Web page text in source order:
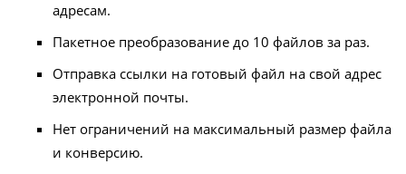
адресам.
Пакетное преобразование до 10 файлов за раз.
Отправка ссылки на готовый файл на свой адрес
электронной почты.
Нет ограничений на максимальный размер файла
и конверсию.